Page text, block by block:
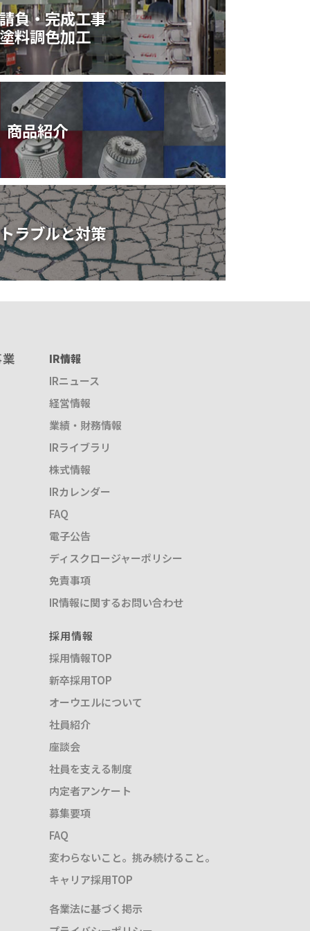
負・完成工事
料調色加工
商品紹介
ラブルと対策
IR情報
IRニュース
経営情報
業績・財務情報
IRライブラリ
株式情報
IRカレンダー
FAQ
電子公告
ディスクロージャーポリシー
免責事項
IR情報に関するお問い合わせ
採用情報
採用情報TOP
新卒採用TOP
オーウエルについて
社員紹介
座談会
社員を支える制度
内定者アンケート
募集要項
FAQ
変わらないこと。挑み続けること。
キャリア採用TOP
各業法に基づく掲示